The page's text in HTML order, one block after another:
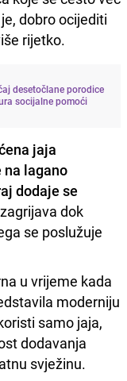
dobro ocijediti
rijetko.
desetočlane porodice
socijalne pomoći
jaja
lagano
dodaje se
dok
se poslužuje
u vrijeme kada
moderniju
samo jaja,
dodavanja
svježinu.